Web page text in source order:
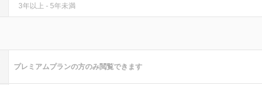
3年以上 - 5年未満
プレミアムプランの方のみ閲覧できます